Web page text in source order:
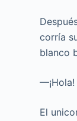
corría
blanco
El